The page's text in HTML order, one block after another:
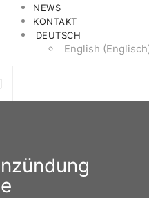
NEWS
KONTAKT
DEUTSCH
English (Englisch